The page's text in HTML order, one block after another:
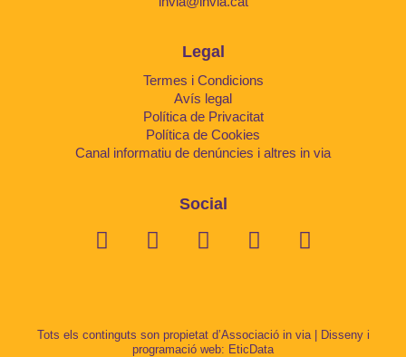
Legal
Termes i Condicions
Avís legal
Política de Privacitat
Política de Cookies
Canal informatiu de denúncies i altres in via
Social
Tots els continguts son propietat d’Associació in via | Disseny i
programació web: EticData